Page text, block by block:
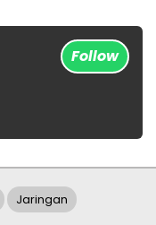
Follow
Jaringan